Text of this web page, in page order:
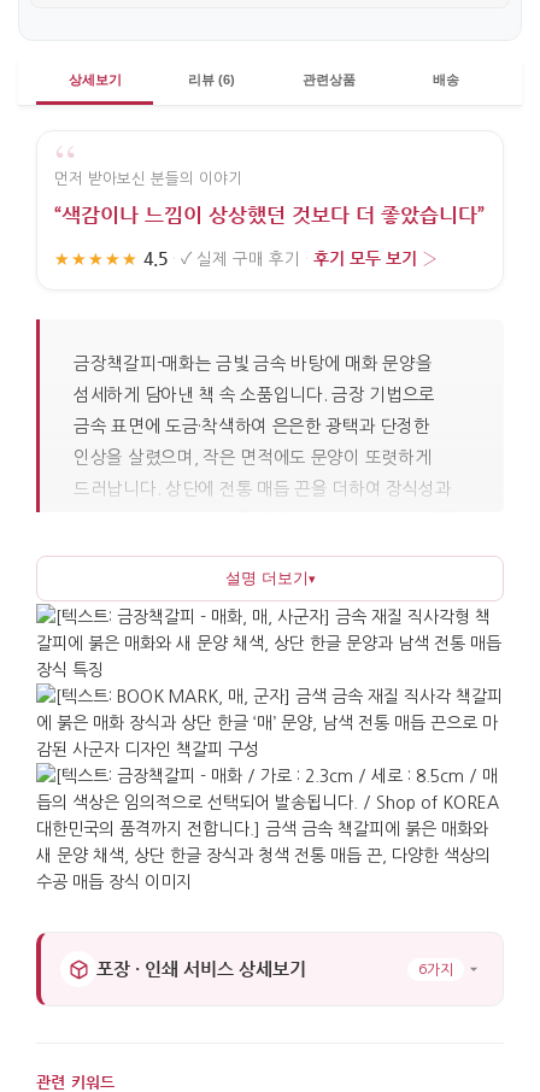
상세보기 리뷰 (6) 관련상품 배송
“
먼저 받아보신 분들의 이야기
“색감이나 느낌이 상상했던 것보다 더 좋았습니다”
★★★★★ 4.5 · ✓ 실제 구매 후기 · 후기 모두 보기 ›
금장책갈피-매화는 금빛 금속 바탕에 매화 문양을
섬세하게 담아낸 책 속 소품입니다. 금장 기법으로
금속 표면에 도금·착색하여 은은한 광택과 단정한
인상을 살렸으며, 작은 면적에도 문양이 또렷하게
드러납니다. 상단에 전통 매듭 끈을 더하여 장식성과
때 존재감이 과하지 않아 어떤 환경에도 자연스럽게
어울납니다. 매화의 색채는 차분하게 정리되어 정장
차림의 자리나 공식적인 선물로도 손색이 없습니다.
이 책갈피는 종이 책은 물론 노트, 플래너, 서류철 등
다양한 용도로 활용하기에 좋습니다. 크기가 단정하고
가벼워 개인 선물로도, 여러 사람에게 나누어 드리는
행사 기념품으로도 부담이 적으며, 해외 방문단 답례나
새로운 시작을 축하하는 선물로 특히 잘 어울립니다.
매화는 겨울을 견디고 피는 꽃으로 절개와 새봄의
시작을 상징하므로, 새 학기나 새 직장처럼 '시작'이
있는 순간에 건네면 한국적인 의미가 자연스럽게
물건으로서 오래도록 기억에 남을 것입니다.
설명 더보기▾
포장 · 인쇄 서비스 상세보기 6가지
관련 키워드